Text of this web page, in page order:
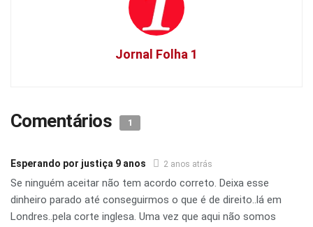
Jornal Folha 1
Comentários 1
Esperando por justiça 9 anos 2 anos atrás
Se ninguém aceitar não tem acordo correto. Deixa esse
dinheiro parado até conseguirmos o que é de direito..lá em
Londres..pela corte inglesa. Uma vez que aqui não somos